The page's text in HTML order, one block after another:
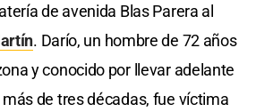
de avenida Blas Parera al
. Darío, un hombre de 72 años
y conocido por llevar adelante
de tres décadas, fue víctima